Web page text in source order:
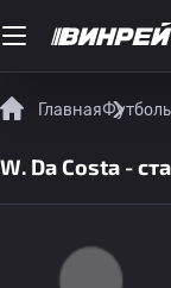
Главная
W. Da Costa -